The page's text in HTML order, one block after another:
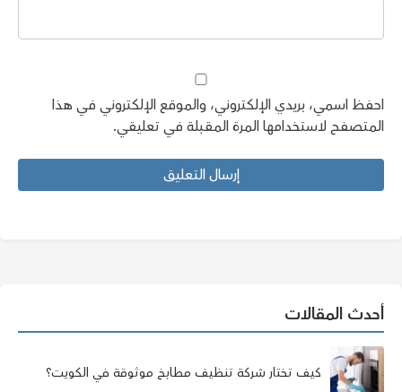
احفظ اسمي، بريدي الإلكتروني، والموقع الإلكتروني في هذا
المتصفح لاستخدامها المرة المقبلة في تعليقي.
أحدث المقالات
كيف تختار شركة تنظيف مطابخ موثوقة في الكويت؟